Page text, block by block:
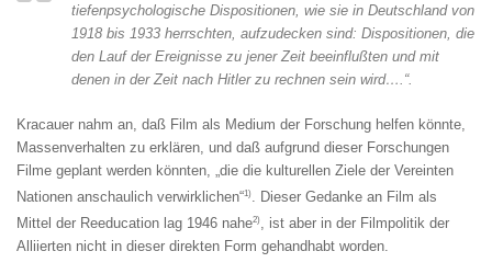
tiefenpsy­chologische Dispositionen, wie sie in Deutschland von
1918 bis 1933 herrschten, aufzudecken sind: Dispositionen, die
den Lauf der Ereignisse zu jener Zeit beeinflußten und mit
denen in der Zeit nach Hitler zu rech­nen sein wird….“.
Kracauer nahm an, daß Film als Medium der Forschung helfen könnte,
Mas­senverhalten zu erklären, und daß aufgrund dieser Forschungen
Filme ge­plant werden könnten, „die die kulturellen Ziele der Vereinten
Nationen anschaulich verwirklichen“1) . Dieser Gedanke an Film als
Mittel der Reeducation lag 1946 nahe2) , ist aber in der Filmpolitik der
Alliierten nicht in dieser direkten Form gehandhabt worden.